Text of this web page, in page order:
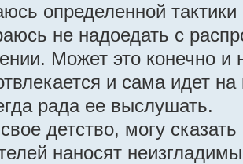
определенной
не надоедать с
Может это конечно и
и сама идет на
рада ее выслушать.
детство, могу
наносят